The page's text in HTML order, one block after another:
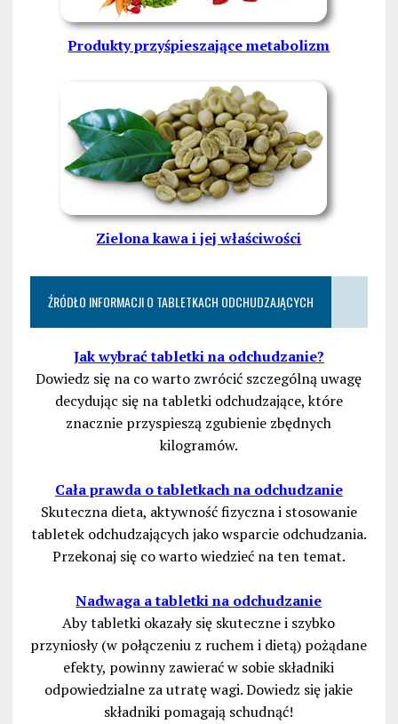
Produkty przyśpieszające metabolizm
Zielona kawa i jej właściwości
ŹRÓDŁO INFORMACJI O TABLETKACH ODCHUDZAJĄCYCH
Jak wybrać tabletki na odchudzanie?
Dowiedz się na co warto zwrócić szczególną uwagę
decydując się na tabletki odchudzające, które
znacznie przyspieszą zgubienie zbędnych
kilogramów.
Cała prawda o tabletkach na odchudzanie
Skuteczna dieta, aktywność fizyczna i stosowanie
tabletek odchudzających jako wsparcie odchudzania.
Przekonaj się co warto wiedzieć na ten temat.
Nadwaga a tabletki na odchudzanie
Aby tabletki okazały się skuteczne i szybko
przyniosły (w połączeniu z ruchem i dietą) pożądane
efekty, powinny zawierać w sobie składniki
odpowiedzialne za utratę wagi. Dowiedz się jakie
składniki pomagają schudnąć!